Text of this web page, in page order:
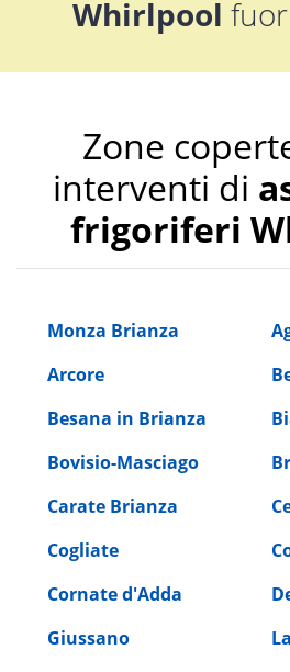
Whirlpool
Zone
interventi di
frigoriferi
Monza Brianza
Arcore
Besana in Brianza
Bovisio-Masciago
Carate Brianza
Cogliate
Cornate d'Adda
Giussano